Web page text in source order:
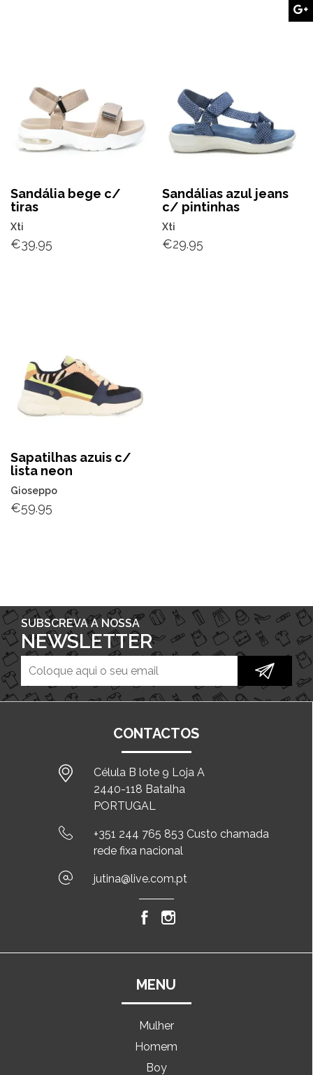
Sandália bege c/
tiras
Xti
€39.95
Sandálias azul jeans
c/ pintinhas
Xti
€29.95
Sapatilhas azuis c/
lista neon
Gioseppo
€59.95
SUBSCREVA A NOSSA
NEWSLETTER
CONTACTOS
Célula B lote 9 Loja A
2440-118 Batalha
PORTUGAL
+351 244 765 853 Custo chamada
rede fixa nacional
jutina@live.com.pt
MENU
Mulher
Homem
Boy